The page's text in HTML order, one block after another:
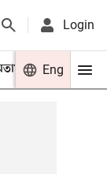
Login
খেলা
Eng